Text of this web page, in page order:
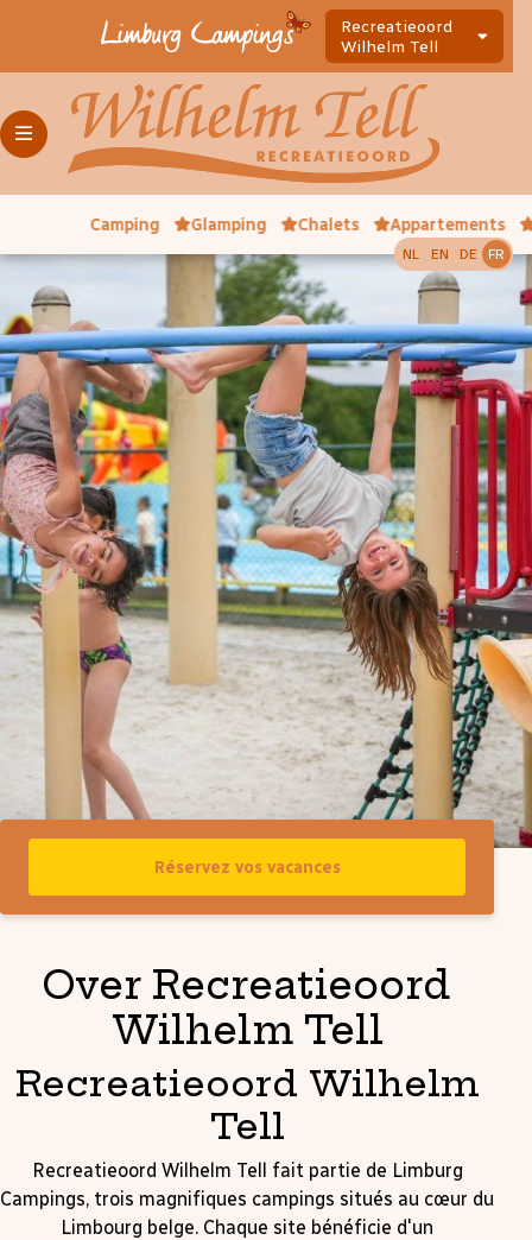
Recreatieoord
Wilhelm Tell
NL EN DE FR
Camping Glamping Chalets Appartements
Réservez vos vacances
Over Recreatieoord
Wilhelm Tell
Recreatieoord Wilhelm
Tell
Recreatieoord Wilhelm Tell fait partie de Limburg
Campings, trois magnifiques campings situés au cœur du
Limbourg belge. Chaque site bénéficie d'un